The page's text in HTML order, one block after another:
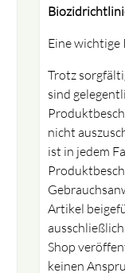
Eine wichtige
Trotz
sind
nicht
ist in jedem
Artikel
Shop
keinen